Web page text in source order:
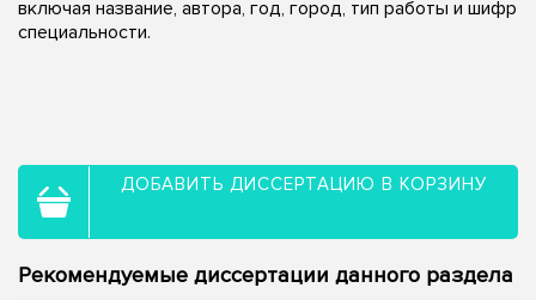
включая название, автора, год, город, тип работы и шифр
специальности.
ДОБАВИТЬ ДИССЕРТАЦИЮ В КОРЗИНУ
Рекомендуемые диссертации данного раздела